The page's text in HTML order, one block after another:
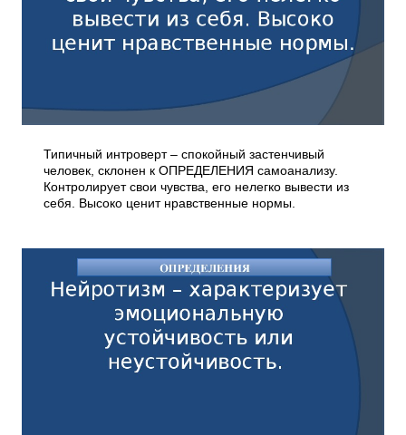
Типичный интроверт – спокойный застенчивый
человек, склонен к ОПРЕДЕЛЕНИЯ самоанализу.
Контролирует свои чувства, его нелегко вывести из
себя. Высоко ценит нравственные нормы.